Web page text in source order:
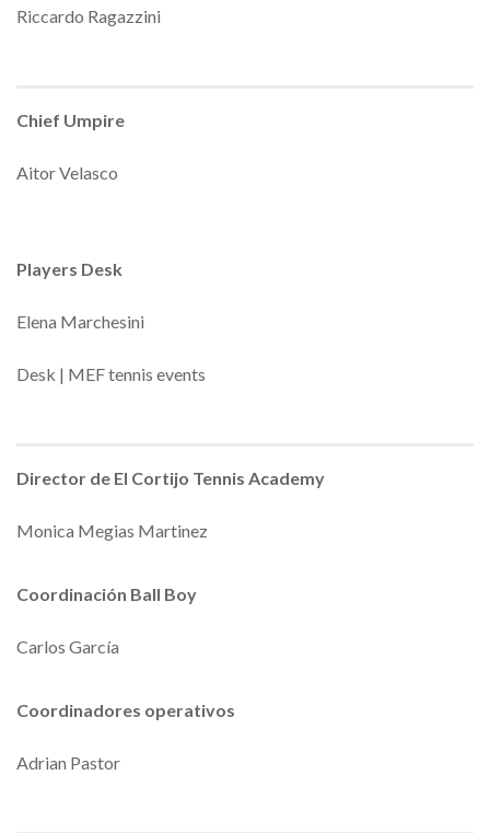
Riccardo Ragazzini
Chief Umpire
Aitor Velasco
Players Desk
Elena Marchesini
Desk | MEF tennis events
Director de El Cortijo Tennis Academy
Monica Megias Martinez
Coordinación Ball Boy
Carlos García
Coordinadores operativos
Adrian Pastor